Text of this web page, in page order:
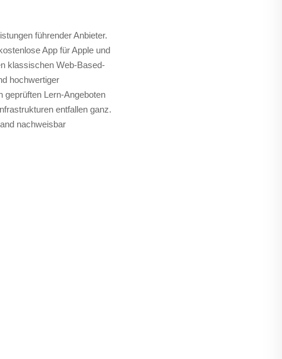
führender Anbieter.
App für Apple und
klassischen Web-Based-
hochwertiger
geprüften Lern-Angeboten
entfallen ganz.
nachweisbar